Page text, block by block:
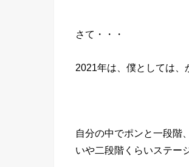
さて・・・
2021年は、僕としては、
自分の中でポンと一段階、
いや二段階くらいステー